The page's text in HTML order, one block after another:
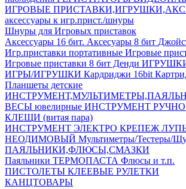
ИГРОВЫЕ
аксесcуары к игр.прист./шнуры
Шнуры для Игровых приставок
Аксессуары 16 бит. Аксесуары 8 бит
Игр.приставки портативные Игровые
Игровые приставки 8 бит Денди
ИГРЫ/ИГРУШКИ Кардриджи 16bit
Планшеты детские
ВЕСЫ ювелирные ИНСТРУМЕНТ
КЛЕЩИ (витая пара)
ИНСТРУМЕНТ ЭЛЕКТРО КРЕПЕЖ
НЕОДИМОВЫЙ Мультиметры/Тестеры/
ПАЯЛЬНИКИ,ФЛЮСЫ,СМАЗКИ
Паяльники ТЕРМОПАСТА Флюсы и т.п.
ПИСТОЛЕТЫ КЛЕЕВЫЕ РУЛЕТКИ
КАНЦТОВАРЫ